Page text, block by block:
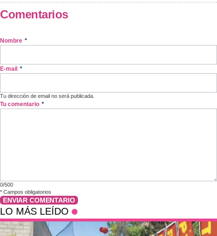
Comentarios
Nombre *
E-mail *
Tu dirección de email no será publicada.
Tu comentario *
0/500
* Campos obligatorios
ENVIAR COMENTARIO
LO MÁS LEÍDO